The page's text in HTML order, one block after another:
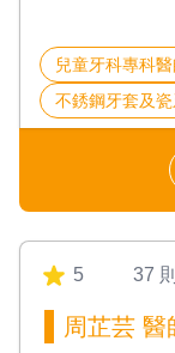
兒童牙科專科醫
不銹鋼牙套及
5 37
周芷芸 醫